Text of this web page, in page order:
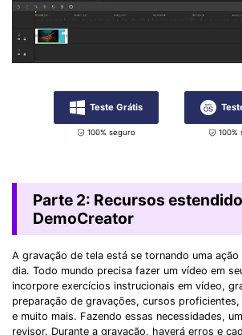
Teste Grátis
100% seguro 100%
Parte 2: Recursos
DemoCreator
A gravação de tela está se tornando uma
dia. Todo mundo precisa fazer um vídeo em
incorpore exercícios instrucionais em vídeo,
preparação de gravações, cursos
e muito mais. Fazendo essas necessidades,
revisor. Durante a gravação, haverá erros e